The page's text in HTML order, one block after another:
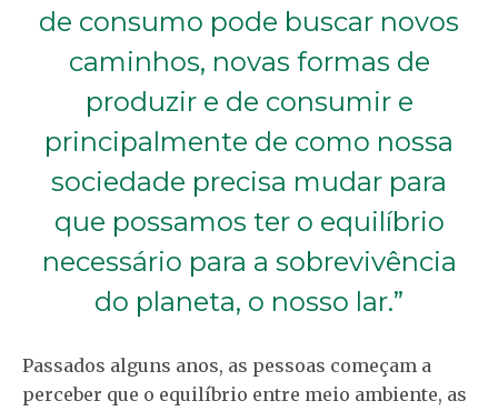
de consumo pode buscar novos
caminhos, novas formas de
produzir e de consumir e
principalmente de como nossa
sociedade precisa mudar para
que possamos ter o equilíbrio
necessário para a sobrevivência
do planeta, o nosso lar.”
Passados alguns anos, as pessoas começam a
perceber que o equilíbrio entre meio ambiente, as